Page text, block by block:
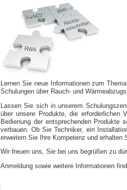
Lernen Sie neue Informationen zum
Schulungen über Rauch- und
Lassen Sie sich in unserem
über unsere Produkte, die erforderlichen
Bedienung der entsprechenden
verbauen. Ob Sie Techniker, ein
erweitern Sie Ihre Kompetenz und erhalten
Wir freuen uns, Sie bei uns begrüßen zu
Anmeldung sowie weitere Informationen